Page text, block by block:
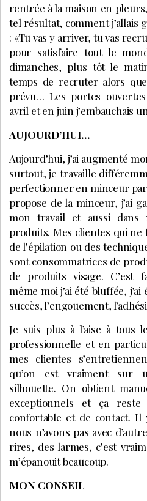
rentrée à la maison en
tel résultat, comment j’allais
: «Tu vas y arriver, tu vas
pour satisfaire tout le
dimanches, plus tôt le
temps de recruter alors
prévu… Les portes
avril et en juin j’embauchais
AUJOURD’HUI…
Aujourd’hui, j’ai augmenté
surtout, je travaille
perfectionner en minceur
propose de la minceur, j’ai
mon travail et aussi dans
produits. Mes clientes qui ne
de l’épilation ou des
sont consommatrices de
de produits visage. C’est
même moi j’ai été bluffée,
succès, l’engouement,
Je suis plus à l’aise à tous
professionnelle et en
mes clientes
qu’on est vraiment sur
silhouette. On obtient
exceptionnels et ça
confortable et de contact. Il
nous n’avons pas avec
rires, des larmes, c’est
m’épanouit beaucoup.
MON CONSEIL